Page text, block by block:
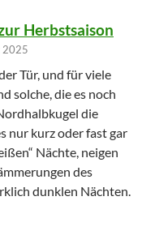
Herbstsaison
2025
Tür, und für viele
solche, die es noch
die
nur kurz oder fast gar
Nächte, neigen
des
dunklen Nächten.